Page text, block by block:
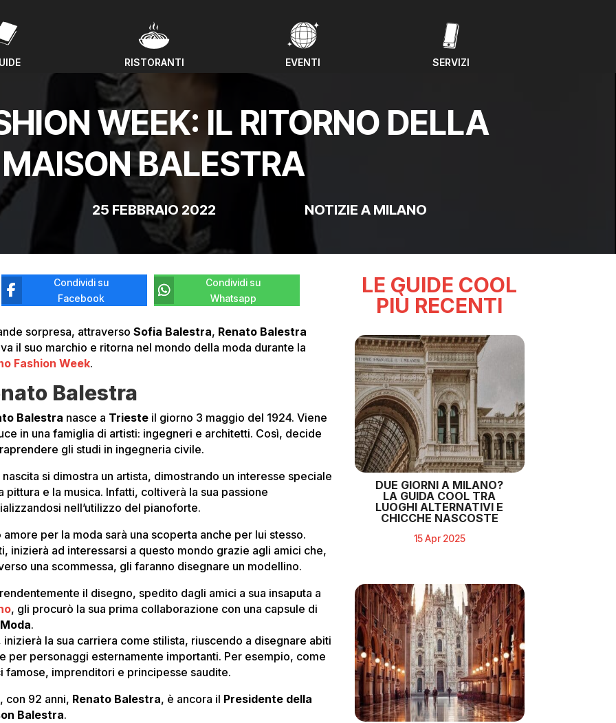
RISTORANTI EVENTI SERVIZI
WEEK: IL RITORNO DELLA
MAISON BALESTRA
25 FEBBRAIO 2022 NOTIZIE A MILANO
Condividi su
Facebook
Condividi su
Whatsapp
sorpresa, attraversoSofia Balestra, Renato Balestra
il suo marchio e ritorna nel mondo della moda durante la
Fashion Week.
Balestra
Balestra nasce a Trieste il giorno 3 maggio del 1924. Viene
in una famiglia di artisti: ingegneri e architetti. Così, decide
gli studi in ingegneria civile.
nascita si dimostra un artista, dimostrando un interesse speciale
pittura e la musica. Infatti, coltiverà la sua passione
nell’utilizzo del pianoforte.
amore per la moda sarà una scoperta anche per lui stesso.
inizierà ad interessarsi a questo mondo grazie agli amici che,
una scommessa, gli faranno disegnare un modellino.
il disegno, spedito dagli amici a sua insaputa a
, gli procurò la sua prima collaborazione con una capsule di
.
inizierà la sua carriera come stilista, riuscendo a disegnare abiti
per personaggi esternamente importanti. Per esempio, come
famose, imprenditori e principesse saudite.
con 92 anni, Renato Balestra, è ancora il Presidente della
Balestra.
LE GUIDE COOL
PIÙ RECENTI
DUE GIORNI A MILANO?
LA GUIDA COOL TRA
LUOGHI ALTERNATIVI E
CHICCHE NASCOSTE
15 Apr 2025